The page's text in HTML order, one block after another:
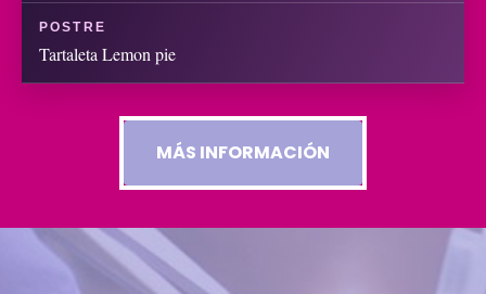
POSTRE
Tartaleta Lemon pie
MÁS INFORMACIÓN